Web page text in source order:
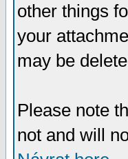
other things
your
may be
Please note
not and will